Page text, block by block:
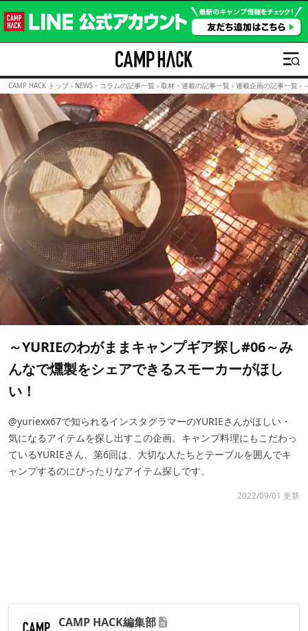
CAMP HACK トップ › NEWS・コラムの記事一覧 › 取材・連載の記事一覧 › 連載企画の記事一覧 ›
～YURIEのわがままキャンプギア探し#06～み
んなで燻製をシェアできるスモーカーがほし
い！
@yuriexx67で知られるインスタグラマーのYURIEさんがほしい・
気になるアイテムを探し出すこの企画。キャンプ料理にもこだわっ
ているYURIEさん、第6回は、大切な人たちとテーブルを囲んでキ
ャンプするのにぴったりなアイテム探しです。
2022/09/01 更新
CAMP HACK編集部